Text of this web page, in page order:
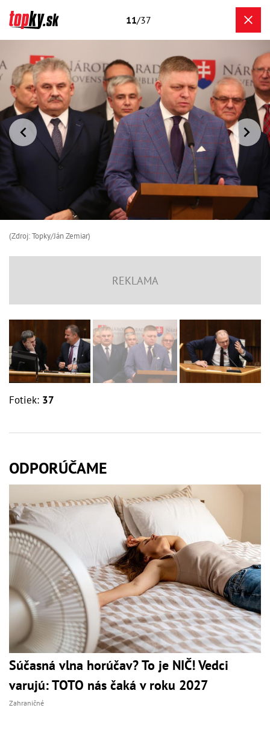
11/37
(Zdroj: Topky/Ján Zemiar)
Fotiek: 37
ODPORÚČAME
Súčasná vlna horúčav? To je NIČ! Vedci
varujú: TOTO nás čaká v roku 2027
Zahraničné